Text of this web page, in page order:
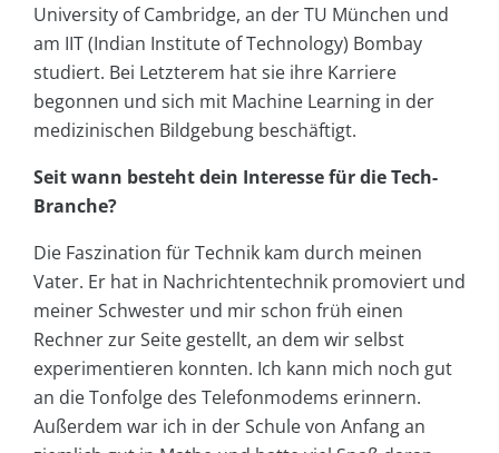
University of Cambridge, an der TU München und
am IIT (Indian Institute of Technology) Bombay
studiert. Bei Letzterem hat sie ihre Karriere
begonnen und sich mit Machine Learning in der
medizinischen Bildgebung beschäftigt.
Seit wann besteht dein Interesse für die Tech-
Branche?
Die Faszination für Technik kam durch meinen
Vater. Er hat in Nachrichtentechnik promoviert und
meiner Schwester und mir schon früh einen
Rechner zur Seite gestellt, an dem wir selbst
experimentieren konnten. Ich kann mich noch gut
an die Tonfolge des Telefonmodems erinnern.
Außerdem war ich in der Schule von Anfang an